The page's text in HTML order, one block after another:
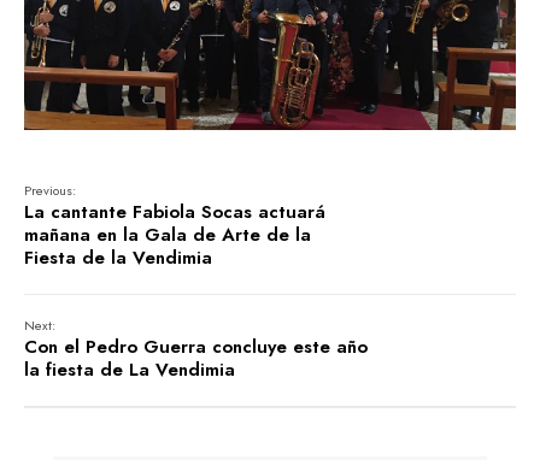
Previous:
La cantante Fabiola Socas actuará
mañana en la Gala de Arte de la
Fiesta de la Vendimia
Next:
Con el Pedro Guerra concluye este año
la fiesta de La Vendimia